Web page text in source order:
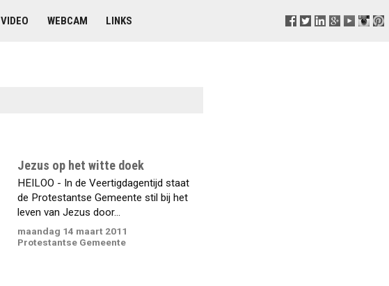
VIDEO WEBCAM LINKS
Jezus op het witte doek
HEILOO - In de Veertigdagentijd staat
de Protestantse Gemeente stil bij het
leven van Jezus door...
maandag 14 maart 2011
Protestantse Gemeente